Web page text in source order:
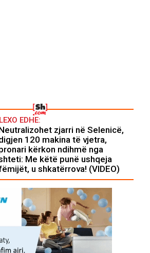
LEXO EDHE:
zjarri në Selenicë,
120 makina të vjetra,
kërkon ndihmë nga
Me këtë punë ushqeja
u shkatërrova! (VIDEO)